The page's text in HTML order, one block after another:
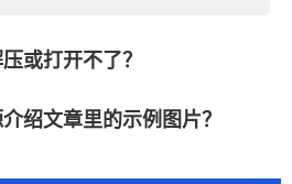
或打开不了？
绍文章里的示例图片？